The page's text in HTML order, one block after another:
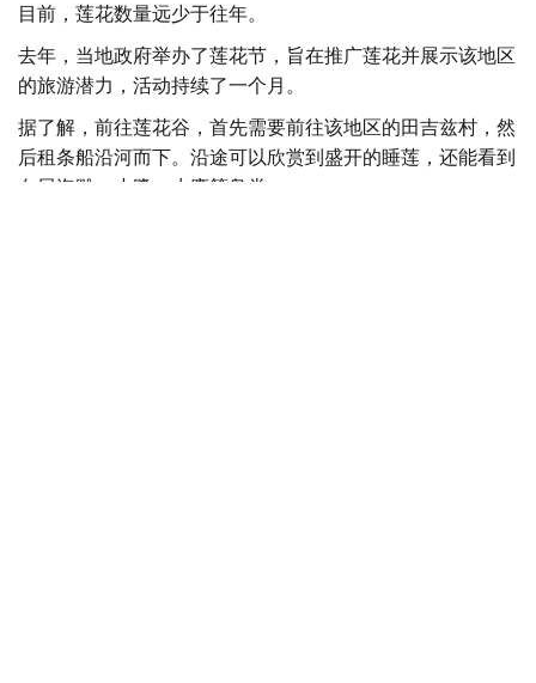
目前，莲花数量远少于往年。
去年，当地政府举办了莲花节，旨在推广莲花并展示该地区
的旅游潜力，活动持续了一个月。
据了解，前往莲花谷，首先需要前往该地区的田吉兹村，然
后租条船沿河而下。沿途可以欣赏到盛开的睡莲，还能看到
白尾海雕、小鹭、水鹰等鸟类。